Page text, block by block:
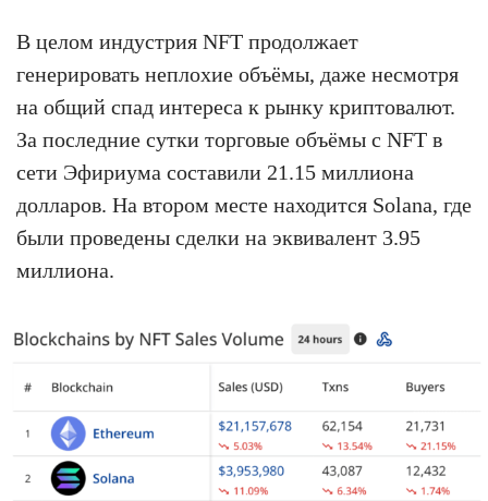
В целом индустрия NFT продолжает
генерировать неплохие объёмы, даже несмотря
на общий спад интереса к рынку криптовалют.
За последние сутки торговые объёмы с NFT в
сети Эфириума составили 21.15 миллиона
долларов. На втором месте находится Solana, где
были проведены сделки на эквивалент 3.95
миллиона.